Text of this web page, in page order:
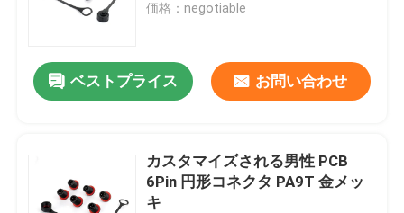
価格：negotiable
ベストプライス お問い合わせ
カスタマイズされる男性 PCB
6Pin 円形コネクタ PA9T 金メッ
キ